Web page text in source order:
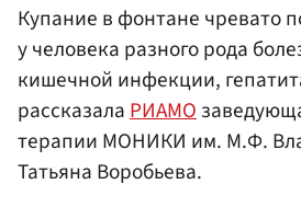
Купание в фонтане чревато
у человека разного рода
кишечной инфекции,
рассказалаРИАМО
терапии МОНИКИ им. М.Ф.
Татьяна Воробьева.